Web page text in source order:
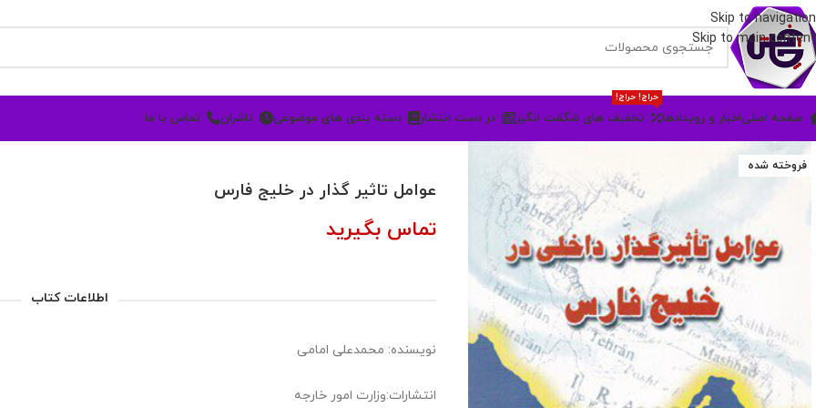
Skip to navigation
Skip to main content
صفحه اصلیاخبار و رویدادها تخفیف های شگفت انگیز
حراج! حراج!
در دست انتشار دسته بندی های موضوعی ناشران تماس با ما
فروخته شده
عوامل تاثیر گذار در خلیج فارس
تماس بگیرید
اطلاعات کتاب
نویسنده: محمدعلی امامی
انتشارات:وزارت امور خارجه